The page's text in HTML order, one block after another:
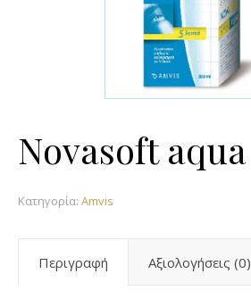
Novasoft aqua
Κατηγορία: Amvis
Περιγραφή Αξιολογήσεις (0)